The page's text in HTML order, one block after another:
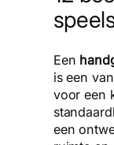
Een
is een
voor een
een